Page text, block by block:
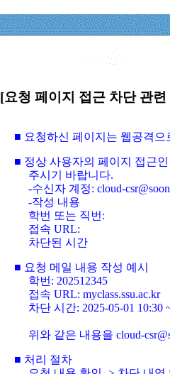
[요청 페이지 접근 차단 관
■ 요청하신 페이지는 웹공격
■ 정상 사용자의 페이지 접근
주시기 바랍니다.
-수신자 계정: cloud-
-작성 내용
학번 또는 직번:
접속 URL:
차단된 시간
■ 요청 메일 내용 작성 예시
학번: 202512345
접속 URL: myclass.ssu.ac.kr
차단 시간: 2025-05-01 10:30
위와 같은 내용을 cloud-
■ 처리 절차